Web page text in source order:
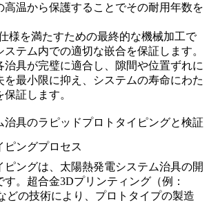
高温から保護することでその耐用年数を
様を満たすための最終的な機械加工で
テム内での適切な嵌合を保証します。
治具が完璧に適合し、隙間や位置ずれに
を最小限に抑え、システムの寿命にわた
証します。
治具のラピッドプロトタイピングと検証
ピングプロセス
ピングは、太陽熱発電システム治具の開
。 超合金3Dプリンティング （例：
どの技術により、プロトタイプの製造